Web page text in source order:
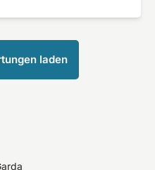
werden mit Minze
Klar, das alles hat
laden